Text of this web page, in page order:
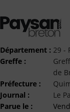
Département : 29 -
Greffe :
de
Préfecture :
Journal :
Le
Parue le :